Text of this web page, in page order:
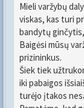
Mieli varžybų
viskas, kas turi
bandytų
Baigėsi mūsų
prizininkus.
Šiek tiek
iki pabaigos
turėjo įtakos